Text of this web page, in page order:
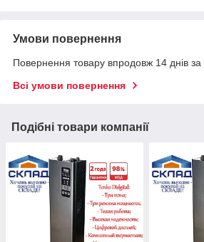
Умови повернення
Повернення товару впродовж 14 днів
Всі умови повернення
Подібні товари компанії